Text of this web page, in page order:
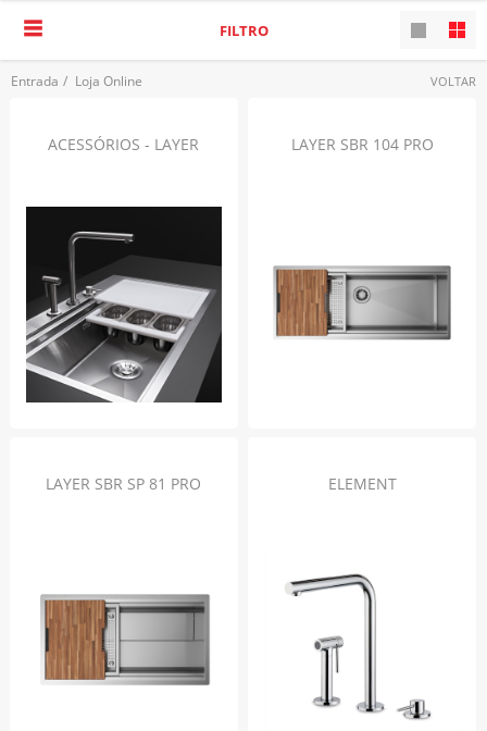
Entrada / Loja Online VOLTAR
FILTRO
ACESSÓRIOS - LAYER LAYER SBR 104 PRO
LAYER SBR SP 81 PRO ELEMENT